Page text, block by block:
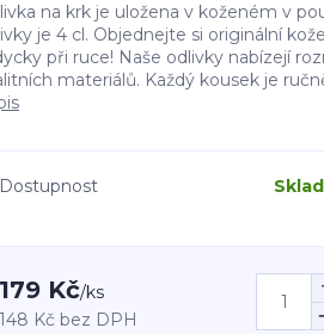
na krk je uložena v koženém v
je 4 cl. Objednejte si originální
při ruce! Naše odlivky nabízejí
materiálů. Každý kousek je
Dostupnost
179 Kč/ks
148 Kč bez DPH